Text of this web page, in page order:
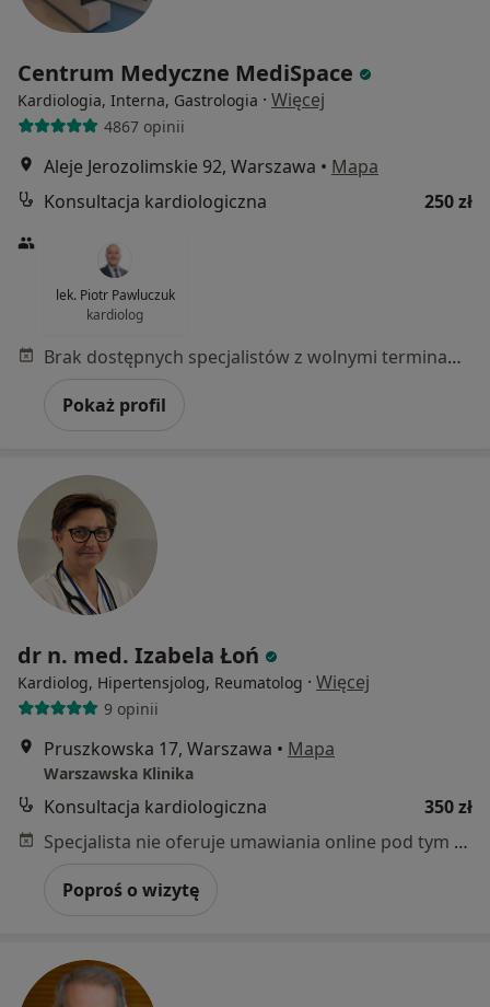
Centrum Medyczne MediSpace
Kardiologia, Interna, Gastrologia · Więcej
4867 opinii
Aleje Jerozolimskie 92, Warszawa • Mapa
Konsultacja kardiologiczna
250 zł
lek. Piotr Pawluczuk
kardiolog
Brak dostępnych specjalistów z wolnymi terminami w tym centrum medycznym.
Pokaż profil
dr n. med. Izabela Łoń
Kardiolog, Hipertensjolog, Reumatolog · Więcej
9 opinii
Pruszkowska 17, Warszawa • Mapa
Warszawska Klinika
Konsultacja kardiologiczna
350 zł
Specjalista nie oferuje umawiania online pod tym adresem.
Poproś o wizytę